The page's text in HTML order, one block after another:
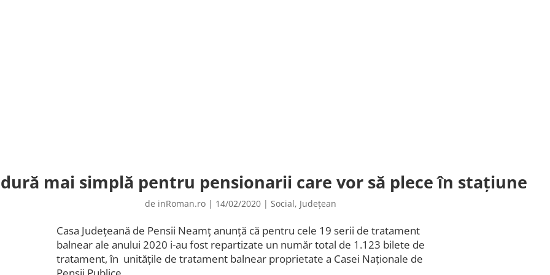
mai simplă pentru pensionarii care vor să plece în stațiune
de inRoman.ro | 14/02/2020 | Social, Județean
Casa Județeană de Pensii Neamț anunță că pentru cele 19 serii de tratament
balnear ale anului 2020 i-au fost repartizate un număr total de 1.123 bilete de
tratament, în unităţile de tratament balnear proprietate a Casei Naţionale de